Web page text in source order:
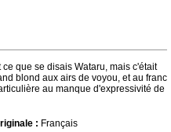
que se disais Wataru, mais c'était
blond aux airs de voyou, et au franc
au manque d'expressivité de
: Français